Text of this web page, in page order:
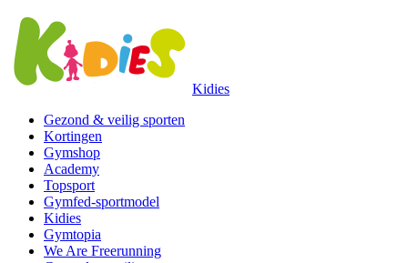
Kidies
Gezond & veilig sporten
Kortingen
Gymshop
Academy
Topsport
Gymfed-sportmodel
Kidies
Gymtopia
We Are Freerunning